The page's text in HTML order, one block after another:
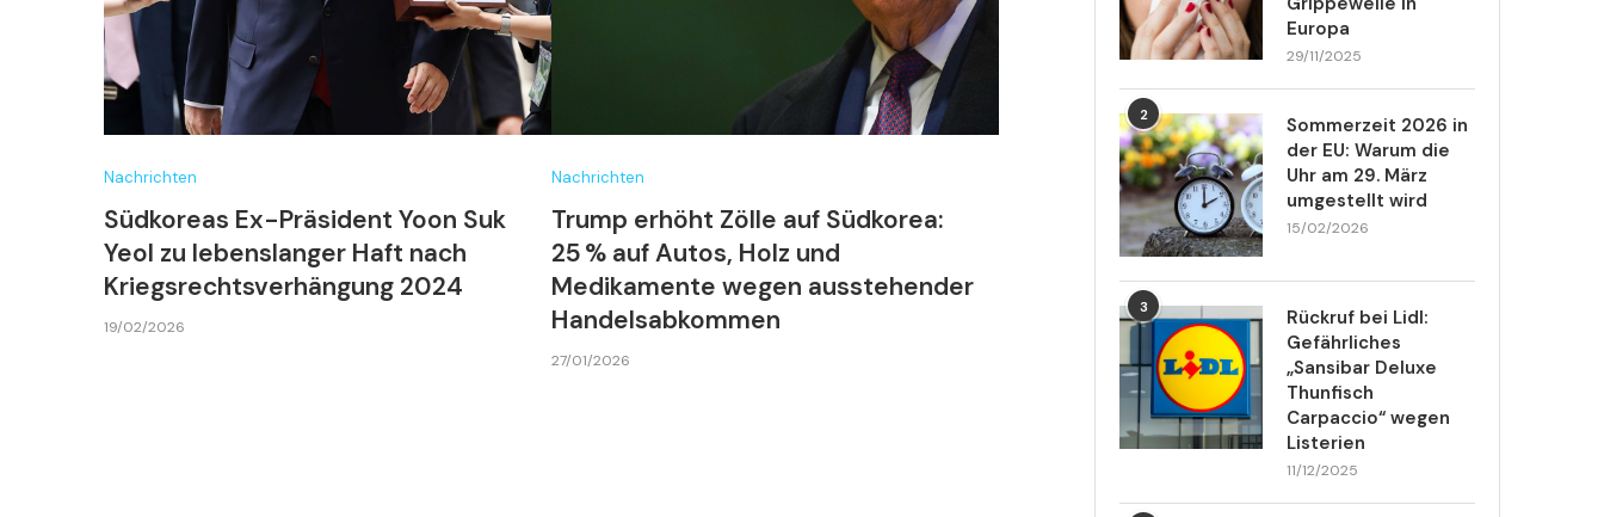
Nachrichten
Südkoreas Ex-Präsident Yoon Suk
Yeol zu lebenslanger Haft nach
Kriegsrechtsverhängung 2024
19/02/2026
Nachrichten
Trump erhöht Zölle auf Südkorea:
25 % auf Autos, Holz und
Medikamente wegen ausstehender
Handelsabkommen
27/01/2026
Europa
29/11/2025
2
Sommerzeit 2026 in
der EU: Warum die
Uhr am 29. März
umgestellt wird
15/02/2026
3
Rückruf bei Lidl:
Gefährliches
„Sansibar Deluxe
Thunfisch
Carpaccio“ wegen
Listerien
11/12/2025